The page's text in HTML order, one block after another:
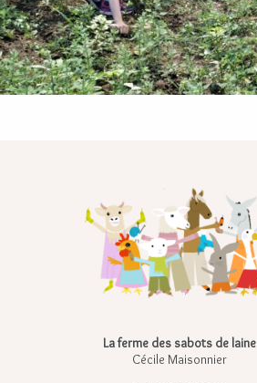
La ferme des sabots de laine
Cécile Maisonnier